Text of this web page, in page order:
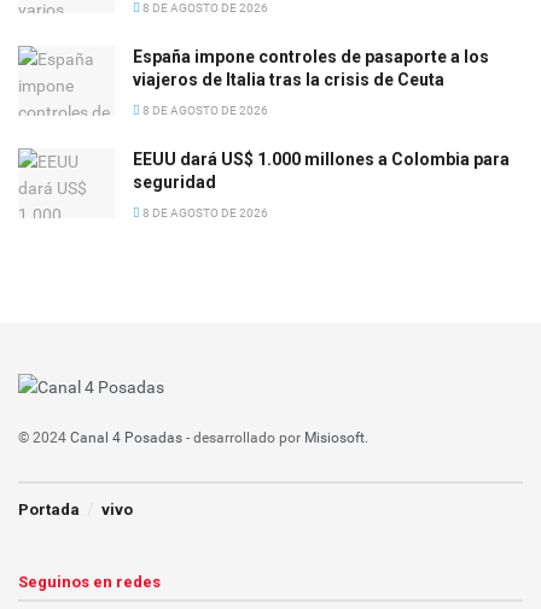
8 DE AGOSTO DE 2026
España impone controles de pasaporte a los
viajeros de Italia tras la crisis de Ceuta
8 DE AGOSTO DE 2026
EEUU dará US$ 1.000 millones a Colombia para
seguridad
8 DE AGOSTO DE 2026
© 2024 Canal 4 Posadas - desarrollado por Misiosoft.
Portada vivo
Seguinos en redes